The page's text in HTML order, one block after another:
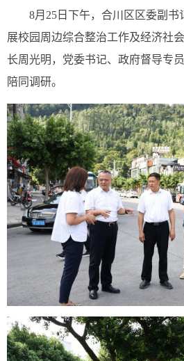
8月25日下午，合川区区委副
展校园周边综合整治工作及经济社
长周光明，党委书记、政府督导专
陪同调研。